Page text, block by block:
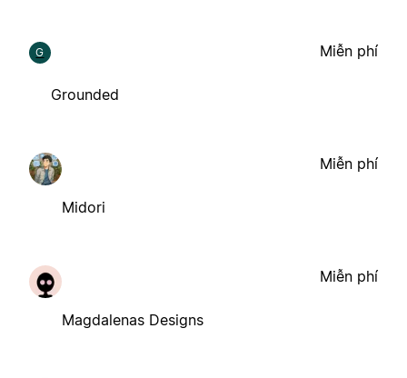
G
Grounded
Miễn phí
Midori
Miễn phí
Magdalenas Designs
Miễn phí